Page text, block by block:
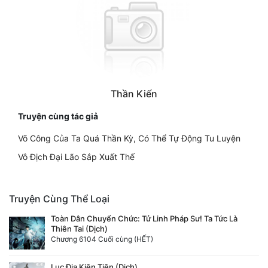
Thần Kiến
Truyện cùng tác giả
Võ Công Của Ta Quá Thần Kỳ, Có Thể Tự Động Tu Luyện
Vô Địch Đại Lão Sắp Xuất Thế
Truyện Cùng Thể Loại
Toàn Dân Chuyển Chức: Tử Linh Pháp Sư! Ta Tức Là
Thiên Tai (Dịch)
Chương 6104 Cuối cùng (HẾT)